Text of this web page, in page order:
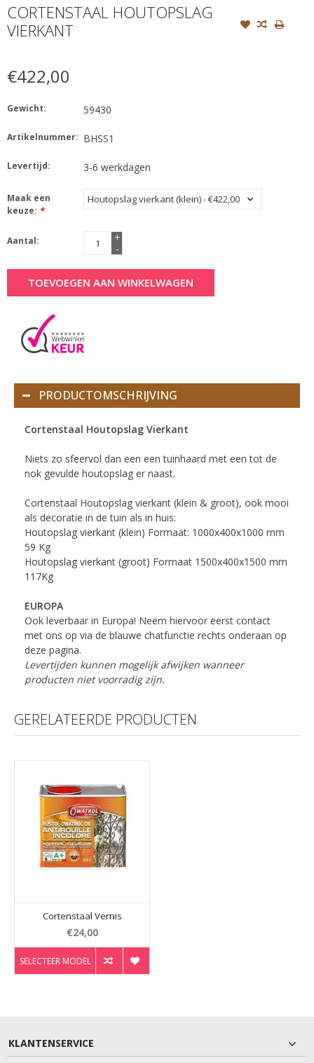
CORTENSTAAL HOUTOPSLAG
VIERKANT
€422,00
Gewicht: 59430
Artikelnummer: BHSS1
Levertijd: 3-6 werkdagen
Maak een
keuze: *
Aantal:
+
-
TOEVOEGEN AAN WINKELWAGEN
PRODUCTOMSCHRIJVING
Cortenstaal Houtopslag Vierkant
Niets zo sfeervol dan een een tuinhaard met een tot de
nok gevulde houtopslag er naast.
Cortenstaal Houtopslag vierkant (klein & groot), ook mooi
als decoratie in de tuin als in huis:
Houtopslag vierkant (klein) Formaat: 1000x400x1000 mm
59 Kg
Houtopslag vierkant (groot) Formaat 1500x400x1500 mm
117Kg
EUROPA
Ook leverbaar in Europa! Neem hiervoor eerst contact
met ons op via de blauwe chatfunctie rechts onderaan op
deze pagina.
Levertijden kunnen mogelijk afwijken wanneer
producten niet voorradig zijn.
GERELATEERDE PRODUCTEN
Cortenstaal Vernis
€24,00
SELECTEER MODEL
KLANTENSERVICE